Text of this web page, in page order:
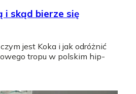
i skąd bierze się
jest Koka i jak odróżnić
tropu w polskim hip-